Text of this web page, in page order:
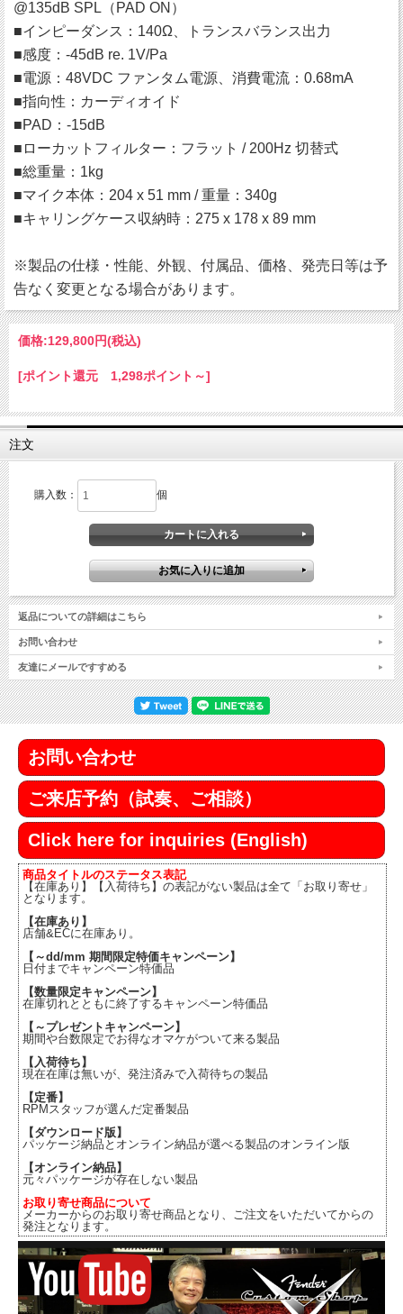
@135dB SPL（PAD ON）
■インピーダンス：140Ω、トランスバランス出力
■感度：-45dB re. 1V/Pa
■電源：48VDC ファンタム電源、消費電流：0.68mA
■指向性：カーディオイド
■PAD：-15dB
■ローカットフィルター：フラット / 200Hz 切替式
■総重量：1kg
■マイク本体：204 x 51 mm / 重量：340g
■キャリングケース収納時：275 x 178 x 89 mm
※製品の仕様・性能、外観、付属品、価格、発売日等は予
告なく変更となる場合があります。
価格:129,800円(税込)
[ポイント還元 1,298ポイント～]
注文
購入数： 個
返品についての詳細はこちら
お問い合わせ
友達にメールですすめる
お問い合わせ
ご来店予約（試奏、ご相談）
Click here for inquiries (English)
商品タイトルのステータス表記
【在庫あり】【入荷待ち】の表記がない製品は全て「お取り寄せ」
となります。
【在庫あり】
店舗&ECに在庫あり。
【～dd/mm 期間限定特価キャンペーン】
日付までキャンペーン特価品
【数量限定キャンペーン】
在庫切れとともに終了するキャンペーン特価品
【～プレゼントキャンペーン】
期間や台数限定でお得なオマケがついて来る製品
【入荷待ち】
現在在庫は無いが、発注済みで入荷待ちの製品
【定番】
RPMスタッフが選んだ定番製品
【ダウンロード版】
パッケージ納品とオンライン納品が選べる製品のオンライン版
【オンライン納品】
元々パッケージが存在しない製品
お取り寄せ商品について
メーカーからのお取り寄せ商品となり、ご注文をいただいてからの
発注となります。